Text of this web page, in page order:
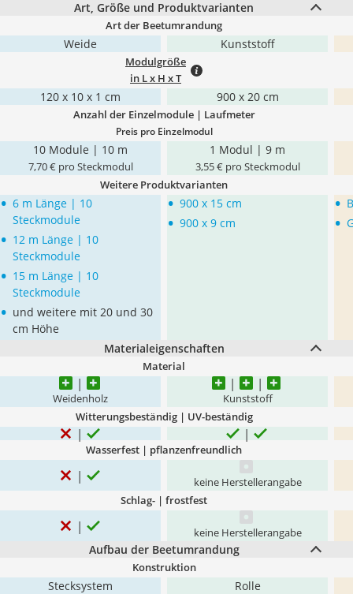
Art, Größe und Produktvarianten
Art der Beetumrandung
Weide Kunststoff
Modulgröße
in L x H x T
120 x 10 x 1 cm 900 x 20 cm
Anzahl der Einzelmodule | Laufmeter
Preis pro Einzelmodul
10 Module | 10 m
7,70 € pro Steckmodul
1 Modul | 9 m
3,55 € pro Steckmodul
Weitere Produktvarianten
• 6 m Länge | 10
Steckmodule
• 12 m Länge | 10
Steckmodule
• 15 m Länge | 10
Steckmodule
• und weitere mit 20 und 30
cm Höhe
• 900 x 15 cm
• 900 x 9 cm
•
•
Materialeigenschaften
Material
Weidenholz Kunststoff
Witterungsbeständig | UV-beständig
Wasserfest | pflanzenfreundlich
keine Herstellerangabe
Schlag- | frostfest
keine Herstellerangabe
Aufbau der Beetumrandung
Konstruktion
Stecksystem Rolle